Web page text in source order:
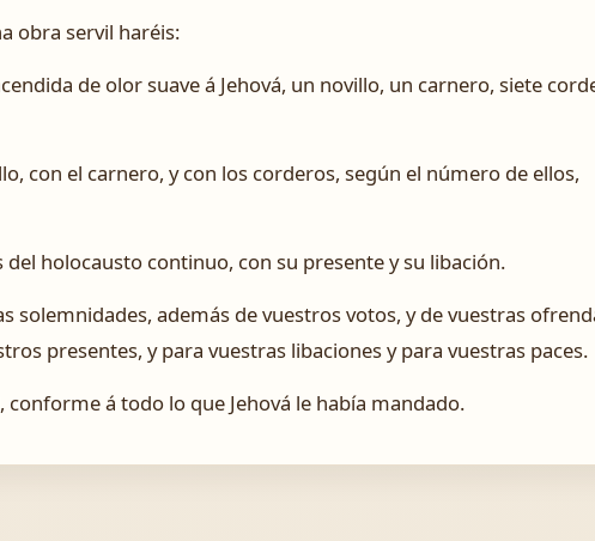
obra servil haréis:
de olor suave á Jehová, un novillo, un carnero, siete
con el carnero, y con los corderos, según el número de ellos,
holocausto continuo, con su presente y su libación.
solemnidades, además de vuestros votos, y de vuestras
presentes, y para vuestras libaciones y para vuestras paces.
conforme á todo lo que Jehová le había mandado.